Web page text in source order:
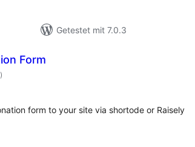
Getestet mit 7.0.3
Form
Bewertungen
insgesamt
)
form to your site via shortode or Raisely